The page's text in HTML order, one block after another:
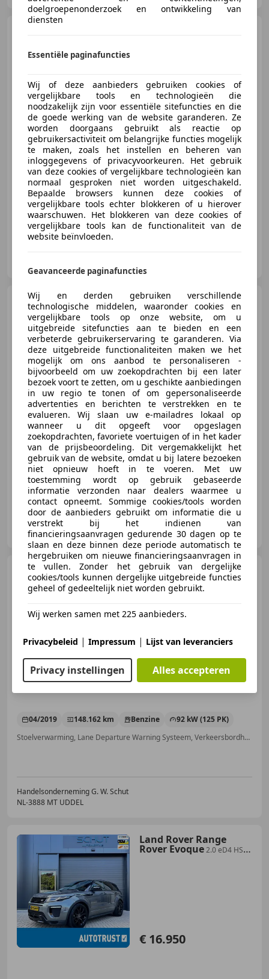
€ 6.950
02/2015 128.061 km Benzine
92 kW (125 PK)
Ford FocusWagon 125pk
Titanium XENON | HALF LEDER |
D. RIEM
€ 8.950
06/2017 116.113 km Benzine
92 kW (125 PK)
Handelsonderneming G. W. Schut
NL-3888 MT UDDEL
Ford Focus
Wagon 125pk
Titanium Business FULL LED |
CARPLAY |
€ 10.450
04/2019 148.162 km Benzine
92 kW (125 PK)
Stoelverwarming, Lane Departure Warning Systeem, Verkeersbordherkenning, Parkeerhulp met camera, Bochtverlichting, Getinte ramen, Lichtmetalen velgen, Stuurwielverwarming
Handelsonderneming G. W. Schut
NL-3888 MT UDDEL
Land Rover Range
Rover Evoque2.0 eD4 HSE
€ 16.950
doelgroepenonderzoek en ontwikkeling van
diensten
Essentiële paginafuncties
Wij of deze aanbieders gebruiken cookies of
vergelijkbare tools en technologieën die
noodzakelijk zijn voor essentiële sitefuncties en die
de goede werking van de website garanderen. Ze
worden doorgaans gebruikt als reactie op
gebruikersactiviteit om belangrijke functies mogelijk
te maken, zoals het instellen en beheren van
inloggegevens of privacyvoorkeuren. Het gebruik
van deze cookies of vergelijkbare technologieën kan
normaal gesproken niet worden uitgeschakeld.
Bepaalde browsers kunnen deze cookies of
vergelijkbare tools echter blokkeren of u hierover
waarschuwen. Het blokkeren van deze cookies of
vergelijkbare tools kan de functionaliteit van de
website beïnvloeden.
Geavanceerde paginafuncties
Wij en derden gebruiken verschillende
technologische middelen, waaronder cookies en
vergelijkbare tools op onze website, om u
uitgebreide sitefuncties aan te bieden en een
verbeterde gebruikerservaring te garanderen. Via
deze uitgebreide functionaliteiten maken we het
mogelijk om ons aanbod te personaliseren -
bijvoorbeeld om uw zoekopdrachten bij een later
bezoek voort te zetten, om u geschikte aanbiedingen
in uw regio te tonen of om gepersonaliseerde
advertenties en berichten te verstrekken en te
evalueren. Wij slaan uw e-mailadres lokaal op
wanneer u dit opgeeft voor opgeslagen
zoekopdrachten, favoriete voertuigen of in het kader
van de prijsbeoordeling. Dit vergemakkelijkt het
gebruik van de website, omdat u bij latere bezoeken
niet opnieuw hoeft in te voeren. Met uw
toestemming wordt op gebruik gebaseerde
informatie verzonden naar dealers waarmee u
contact opneemt. Sommige cookies/tools worden
door de aanbieders gebruikt om informatie die u
verstrekt bij het indienen van
financieringsaanvragen gedurende 30 dagen op te
slaan en deze binnen deze periode automatisch te
hergebruiken om nieuwe financieringsaanvragen in
te vullen. Zonder het gebruik van dergelijke
cookies/tools kunnen dergelijke uitgebreide functies
geheel of gedeeltelijk niet worden gebruikt.
Wij werken samen met 225 aanbieders.
Privacybeleid | Impressum | Lijst van leveranciers
Privacy instellingen Alles accepteren